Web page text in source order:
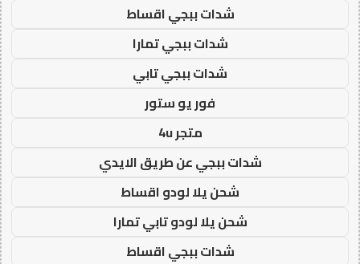
شدات ببجي اقساط
شدات ببجي تمارا
شدات ببجي تابي
فور يو ستور
متجر 4u
شدات ببجي عن طريق الايدي
شحن يلا لودو اقساط
شحن يلا لودو تابي تمارا
شدات ببجي اقساط